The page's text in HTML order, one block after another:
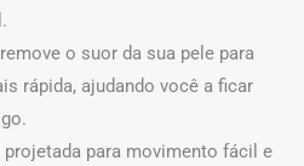
o suor da sua pele para
rápida, ajudando você a ficar
para movimento fácil e